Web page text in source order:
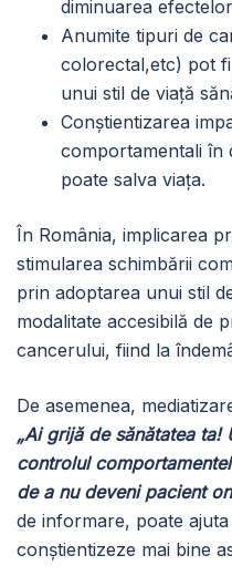
diminuarea
Anumite tipuri de
colorectal,etc) pot
unui stil de viață
Conștientizarea
comportamentali în
poate salva viața.
În România, implicarea
stimularea schimbării
prin adoptarea unui stil
modalitate accesibilă de
cancerului, fiind la
De asemenea,
„Ai grijă de sănătatea ta!
controlul
de a nu deveni pacient
de informare, poate
conștientizeze mai bine